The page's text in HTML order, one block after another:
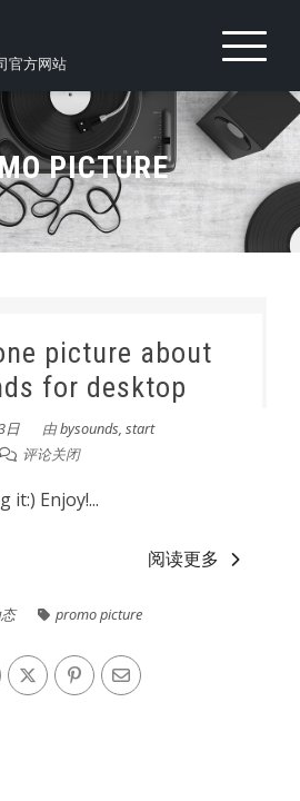
官方网站
PICTURE
picture about
for desktop
日 由bysounds, start
评论关闭
it:) Enjoy!...
阅读更多
promo picture